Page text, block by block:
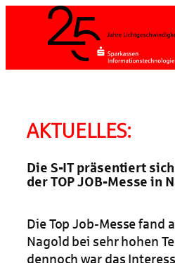
springen
AKTUELLES:
Die S-IT präsentiert
der TOP JOB-Messe in
Die Top Job-Messe fand
Nagold bei sehr hohen
dennoch war das